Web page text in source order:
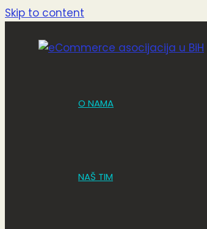
Skip to content
O NAMA
NAŠ TIM